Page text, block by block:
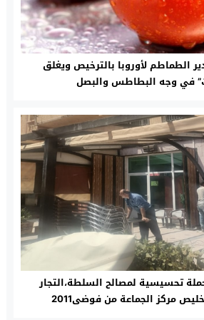
الطماطم لأوروبا بالترخيص ويغلق
في وجه البطاطس والبصل
تحسيسية لمصالح السلطة،التجار
مركز الجماعة من فوضى2011